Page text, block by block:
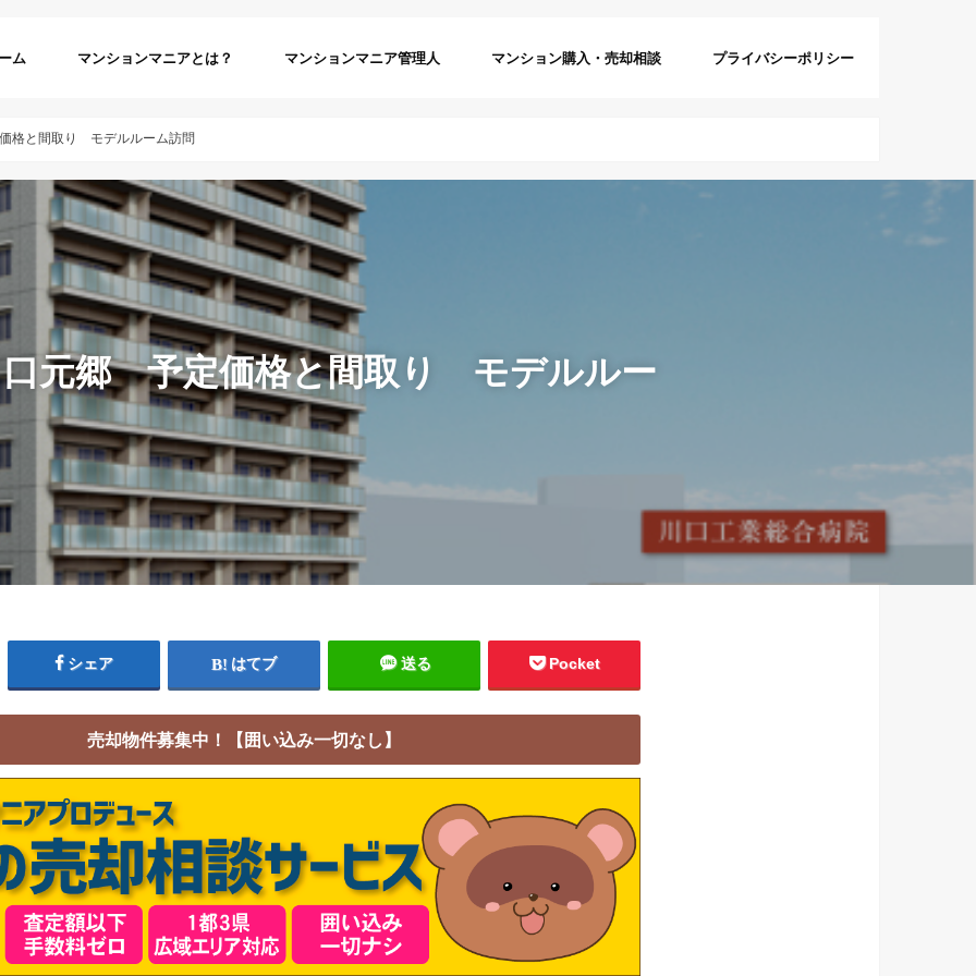
ム マンションマニアとは？ マンションマニア管理人 マンション購入・売却相談 プライバシーポリシー
格と間取り モデルルーム訪問
口元郷 予定価格と間取り モデルルー
シェア はてブ 送る Pocket
売却物件募集中！【囲い込み一切なし】